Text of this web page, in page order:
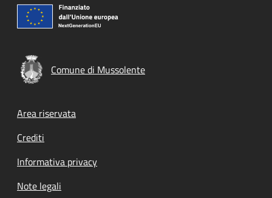
Comune di Mussolente
Footer menu
Area riservata
Crediti
Informativa privacy
Note legali